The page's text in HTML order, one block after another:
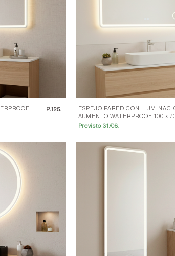
P.125.
ESPEJO PARED CON
AUMENTO WATERPROOF 100 x
Previsto 31/08.